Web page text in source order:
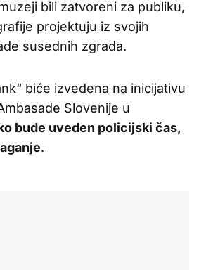
bili zatvoreni za publiku,
projektuju iz svojih
susednih zgrada.
biće izvedena na inicijativu
Slovenije u
bude uveden policijski čas,
.